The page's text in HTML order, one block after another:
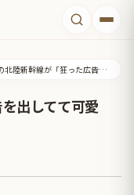
日本の北陸新幹線が「狂った広告を出してて可愛い」と話題に！【タイ人の反応】
出してて可愛